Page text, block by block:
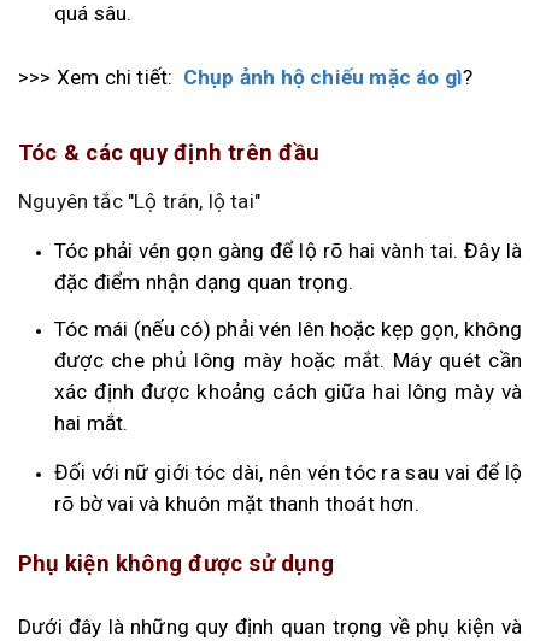
quá sâu.
>>> Xem chi tiết: Chụp ảnh hộ chiếu mặc áo gì?
Tóc & các quy định trên đầu
Nguyên tắc "Lộ trán, lộ tai"
Tóc phải vén gọn gàng để lộ rõ hai vành tai. Đây là
đặc điểm nhận dạng quan trọng.
Tóc mái (nếu có) phải vén lên hoặc kẹp gọn, không
được che phủ lông mày hoặc mắt. Máy quét cần
xác định được khoảng cách giữa hai lông mày và
hai mắt.
Đối với nữ giới tóc dài, nên vén tóc ra sau vai để lộ
rõ bờ vai và khuôn mặt thanh thoát hơn.
Phụ kiện không được sử dụng
Dưới đây là những quy định quan trọng về phụ kiện và